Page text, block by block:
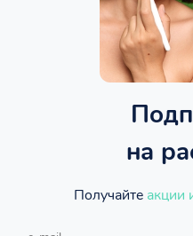
на
Получайте акции